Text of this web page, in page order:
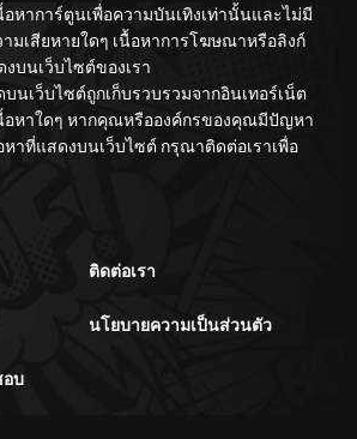
หาการ์ตูนเพื่อความบันเทิงเท่านั้นและไม่มี
มเสียหายใดๆ เนื้อหาการโฆษณาหรือลิงก์
บนเว็บไซต์ของเรา
นเว็บไซต์ถูกเก็บรวบรวมจากอินเทอร์เน็ต
อหาใดๆ หากคุณหรือองค์กรของคุณมีปัญหา
หาที่แสดงบนเว็บไซต์ กรุณาติดต่อเราเพื่อ
ติดต่อเรา
นโยบายความเป็นส่วนตัว
บ